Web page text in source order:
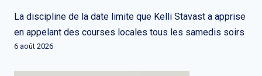
La discipline de la date limite que Kelli Stavast a apprise
en appelant des courses locales tous les samedis soirs
6 août 2026